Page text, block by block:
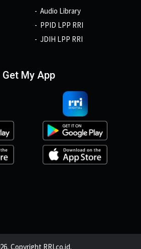
Audio Library
PPID LPP RRI
JDIH LPP RRI
Get My App
Copyright RRI.co.id.